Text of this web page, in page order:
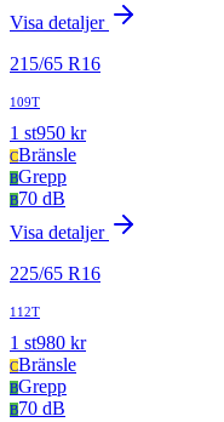
Visa detaljer
215/65 R16
109T
1 st950 kr
CBränsle
BGrepp
B70 dB
Visa detaljer
225/65 R16
112T
1 st980 kr
CBränsle
BGrepp
B70 dB